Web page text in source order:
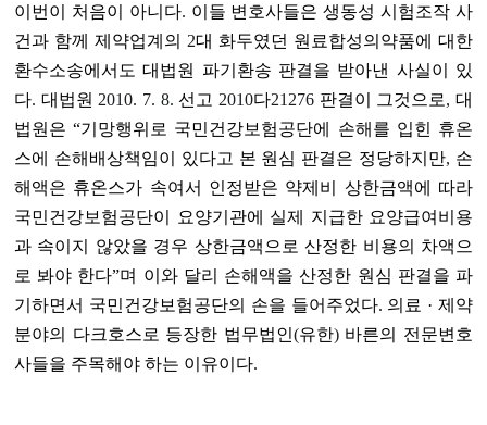
이번이 처음이 아니다. 이들 변호사들은 생동성 시험조작 사
건과 함께 제약업계의 2대 화두였던 원료합성의약품에 대한
환수소송에서도 대법원 파기환송 판결을 받아낸 사실이 있
다. 대법원2010. 7. 8. 선고2010다21276 판결이 그것으로,대
법원은 “기망행위로 국민건강보험공단에 손해를 입힌 휴온
스에 손해배상책임이 있다고 본 원심 판결은 정당하지만, 손
해액은 휴온스가 속여서 인정받은 약제비 상한금액에 따라
국민건강보험공단이 요양기관에 실제 지급한 요양급여비용
과 속이지 않았을 경우 상한금액으로 산정한 비용의 차액으
로 봐야 한다”며 이와 달리 손해액을 산정한 원심 판결을 파
기하면서 국민건강보험공단의 손을 들어주었다. 의료 · 제약
분야의 다크호스로 등장한 법무법인(유한) 바른의 전문변호
사들을 주목해야 하는 이유이다.